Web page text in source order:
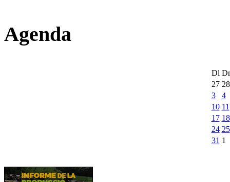
Agenda
Dl
27 28
3
4
10 11
17 18
24 25
31 1